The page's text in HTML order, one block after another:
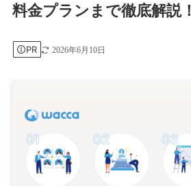
料金プランまで徹底解説！
PR 2026年6月10日